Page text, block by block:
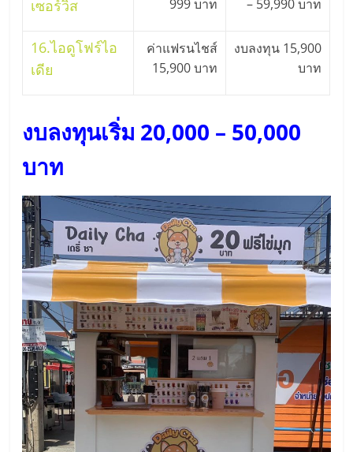
เปิด
ร้าน
ปรึกษา
ฟรี,
บริการ
พัฒนา
ระบบ
แฟ
รน
ไชส์"
"ศูนย์
เซอร์วิส 999 บาท – 59,990 บาท
16.ไอดูโฟร์ไอ
เดีย
ค่าแฟรนไชส์
15,900 บาท
งบลงทุน 15,900
บาท
งบลงทุนเริ่ม 20,000 – 50,000
บาท